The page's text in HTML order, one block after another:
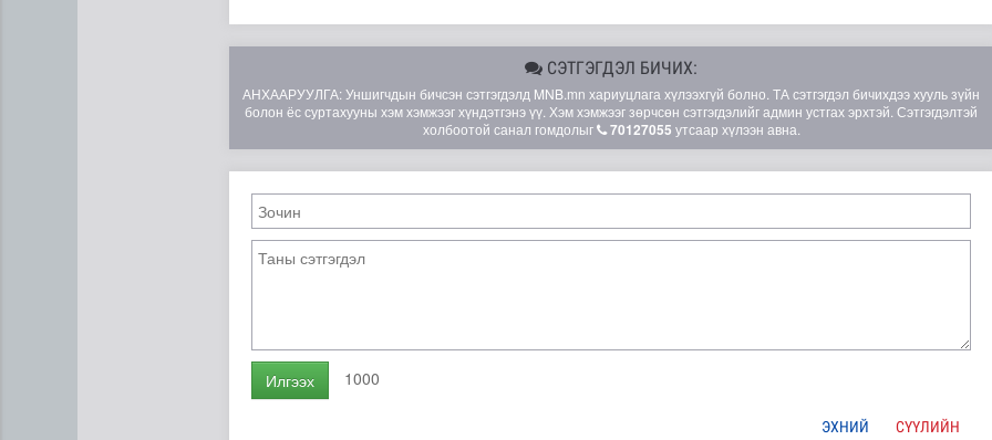
СЭТГЭГДЭЛ БИЧИХ:
АНХААРУУЛГА: Уншигчдын бичсэн сэтгэгдэлд MNB.mn хариуцлага хүлээхгүй болно. ТА сэтгэгдэл бичихдээ хууль зүйн
болон ёс суртахууны хэм хэмжээг хүндэтгэнэ үү. Хэм хэмжээг зөрчсөн сэтгэгдэлийг админ устгах эрхтэй. Сэтгэгдэлтэй
холбоотой санал гомдолыг
70127055 утсаар хүлээн авна.
Илгээх 1000
ЭХНИЙ СҮҮЛИЙН